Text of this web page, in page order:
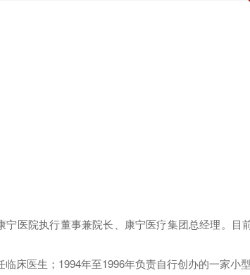
宁医院执行董事兼院长、康宁医疗集团总经理。目
床医生；1994年至1996年负责自行创办的一家小